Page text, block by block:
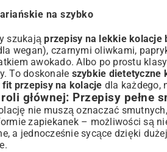
na szybko
szukająprzepisy na lekkie kolacje
wegan), czarnymi oliwkami,
awokado. Albo po prostu
To doskonałe szybkie dietetyczne
przepisy na kolacje dla każdego,
głównej: Przepisy pełne
nie muszą oznaczać
zapiekanek – możliwości są
a jednocześnie sycące dzięki